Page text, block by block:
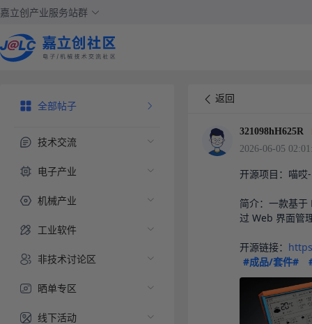
嘉立创产业服务站群
全部帖子
技术交流
电子产业
机械产业
工业软件
非技术讨论区
晒单专区
线下活动
返回
321098hH625R
2026-06-05
开源项目：喵
简介：一款基于
过 Web 界面管
开源链接：
#成品/套件#